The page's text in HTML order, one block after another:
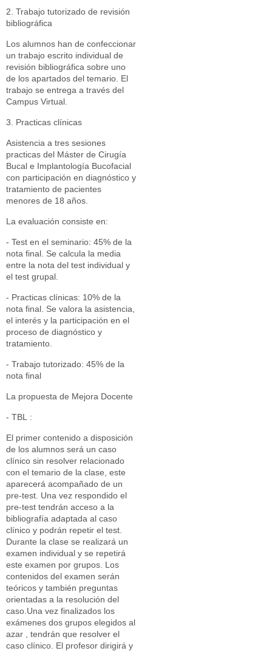
2. Trabajo tutorizado de revisión
bibliográfica
Los alumnos han de confeccionar
un trabajo escrito individual de
revisión bibliográfica sobre uno
de los apartados del temario. El
trabajo se entrega a través del
Campus Virtual.
3. Practicas clínicas
Asistencia a tres sesiones
practicas del Máster de Cirugía
Bucal e Implantología Bucofacial
con participación en diagnóstico y
tratamiento de pacientes
menores de 18 años.
La evaluación consiste en:
- Test en el seminario: 45% de la
nota final. Se calcula la media
entre la nota del test individual y
el test grupal.
- Practicas clínicas: 10% de la
nota final. Se valora la asistencia,
el interés y la participación en el
proceso de diagnóstico y
tratamiento.
- Trabajo tutorizado: 45% de la
nota final
La propuesta de Mejora Docente
- TBL :
El primer contenido a disposición
de los alumnos será un caso
clínico sin resolver relacionado
con el temario de la clase, este
aparecerá acompañado de un
pre-test. Una vez respondido el
pre-test tendrán acceso a la
bibliografía adaptada al caso
clínico y podrán repetir el test.
Durante la clase se realizará un
examen individual y se repetirá
este examen por grupos. Los
contenidos del examen serán
teóricos y también preguntas
orientadas a la resolución del
caso.Una vez finalizados los
exámenes dos grupos elegidos al
azar , tendrán que resolver el
caso clínico. El profesor dirigirá y